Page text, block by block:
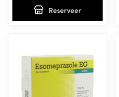
Reserveer